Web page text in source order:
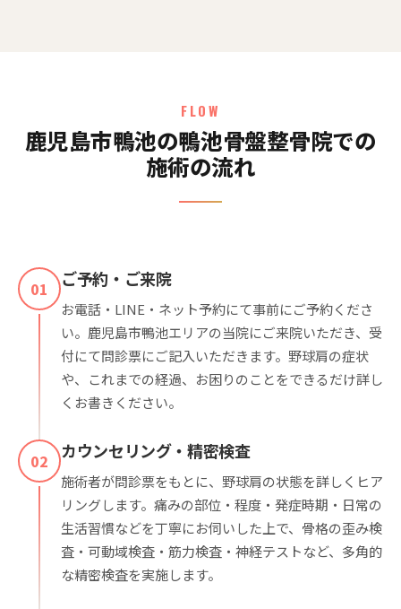
FLOW
鹿児島市鴨池の鴨池骨盤整骨院での
施術の流れ
01 ご予約・ご来院
お電話・LINE・ネット予約にて事前にご予約くださ
い。鹿児島市鴨池エリアの当院にご来院いただき、受
付にて問診票にご記入いただきます。野球肩の症状
や、これまでの経過、お困りのことをできるだけ詳し
くお書きください。
02 カウンセリング・精密検査
施術者が問診票をもとに、野球肩の状態を詳しくヒア
リングします。痛みの部位・程度・発症時期・日常の
生活習慣などを丁寧にお伺いした上で、骨格の歪み検
査・可動域検査・筋力検査・神経テストなど、多角的
な精密検査を実施します。